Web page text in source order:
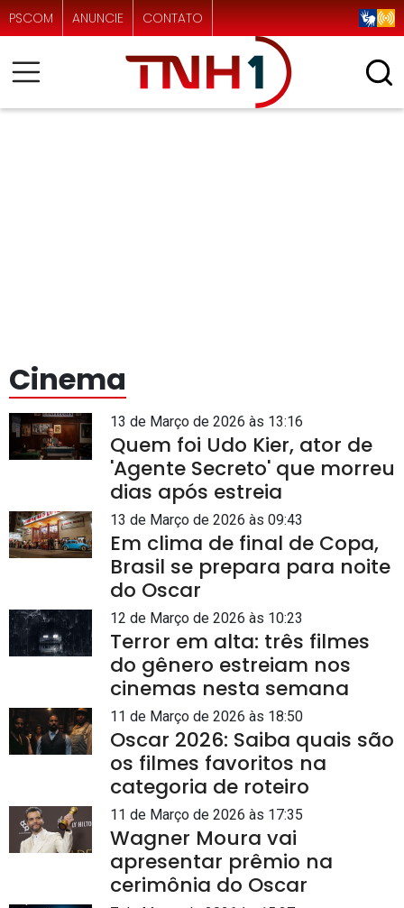
PSCOM ANUNCIE CONTATO
Cinema
13 de Março de 2026 às 13:16
Quem foi Udo Kier, ator de
'Agente Secreto' que morreu
dias após estreia
13 de Março de 2026 às 09:43
Em clima de final de Copa,
Brasil se prepara para noite
do Oscar
12 de Março de 2026 às 10:23
Terror em alta: três filmes
do gênero estreiam nos
cinemas nesta semana
11 de Março de 2026 às 18:50
Oscar 2026: Saiba quais são
os filmes favoritos na
categoria de roteiro
11 de Março de 2026 às 17:35
Wagner Moura vai
apresentar prêmio na
cerimônia do Oscar